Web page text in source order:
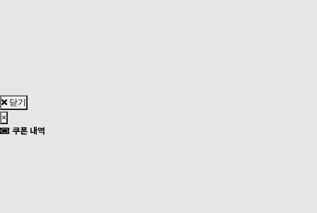
닫기
×
쿠폰 내역